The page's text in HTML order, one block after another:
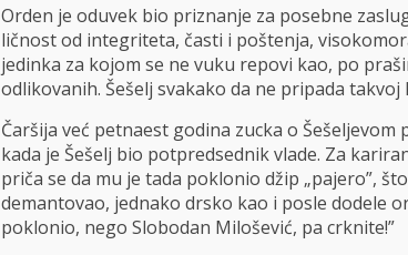
Orden je oduvek bio priznanje za posebne
ličnost od integriteta, časti i poštenja,
jedinka za kojom se ne vuku repovi kao, po
odlikovanih. Šešelj svakako da ne pripada takvoj
Čaršija već petnaest godina zucka o Šešeljevom
kada je Šešelj bio potpredsednik vlade. Za
priča se da mu je tada poklonio džip „pajero”,
demantovao, jednako drsko kao i posle dodele
poklonio, nego Slobodan Milošević, pa crknite!”